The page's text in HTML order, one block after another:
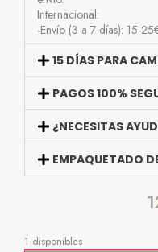
Internacional:
-Envío (3 a 7 días): 15-
15 DÍAS PARA
PAGOS 100%
¿NECESITAS
EMPAQUETADO
1 disponibles